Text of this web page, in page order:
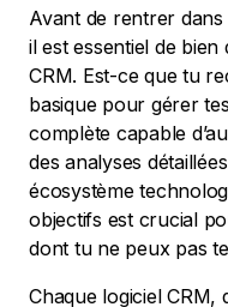
Avant de rentrer dans
il est essentiel de
CRM. Est-ce que tu
basique pour gérer
complète capable
des analyses
écosystème
objectifs est crucial
dont tu ne peux pas
Chaque logiciel CRM,